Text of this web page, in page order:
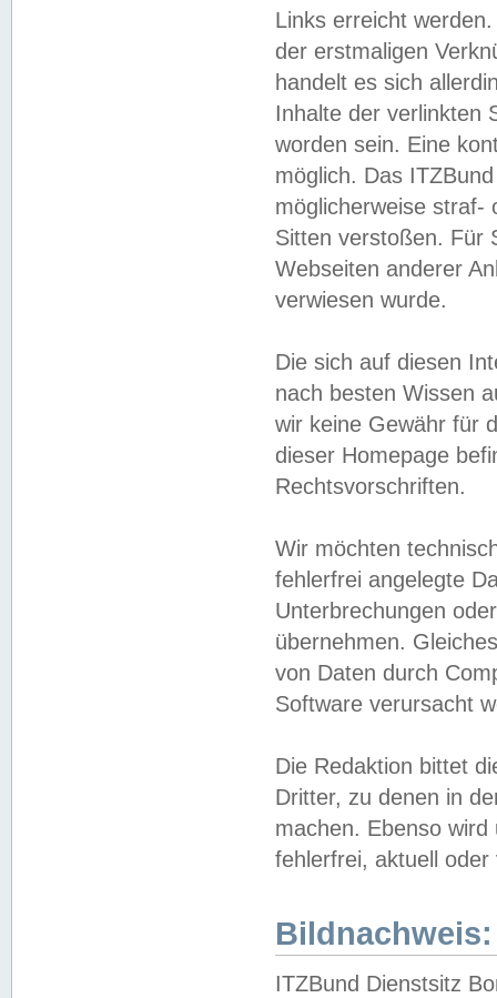
Links erreicht
der erstmaligen
handelt es sich
Inhalte der verlinkten
worden sein. Eine
möglich. Das
möglicherweise straf-
Sitten verstoßen. Für
Webseiten anderer
verwiesen wurde.
Die sich auf diesen
nach besten Wissen
wir keine Gewähr für
dieser Homepage
Rechtsvorschriften.
Wir möchten
fehlerfrei angelegte
Unterbrechungen
übernehmen.
von Daten durch
Software verursacht
Die Redaktion bittet
Dritter, zu denen in
machen. Ebenso
fehlerfrei, aktuell oder
Bildnachweis:
ITZBund Dienstsitz